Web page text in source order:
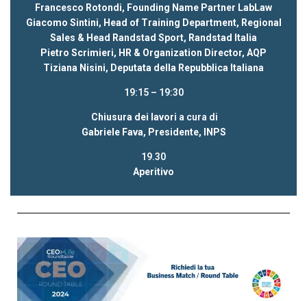
Francesco Rotondi, Founding Name Partner LabLaw
Giacomo Sintini, Head of Training Department, Regional
Sales & Head Randstad Sport, Randstad Italia
Pietro Scrimieri, HR & Organization Director, AQP
Tiziana Nisini, Deputata della Repubblica Italiana
19:15 – 19:30
Chiusura dei lavori a cura di
Gabriele Fava, Presidente, INPS
19.30
Aperitivo